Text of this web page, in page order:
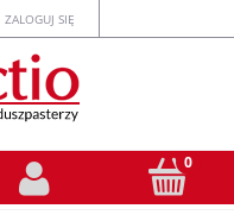
ZALOGUJ SIĘ